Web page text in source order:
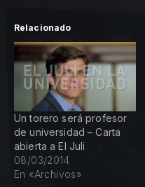
Relacionado
Un torero será profesor
de universidad – Carta
abierta a El Juli
08/03/2014
En «Archivos»